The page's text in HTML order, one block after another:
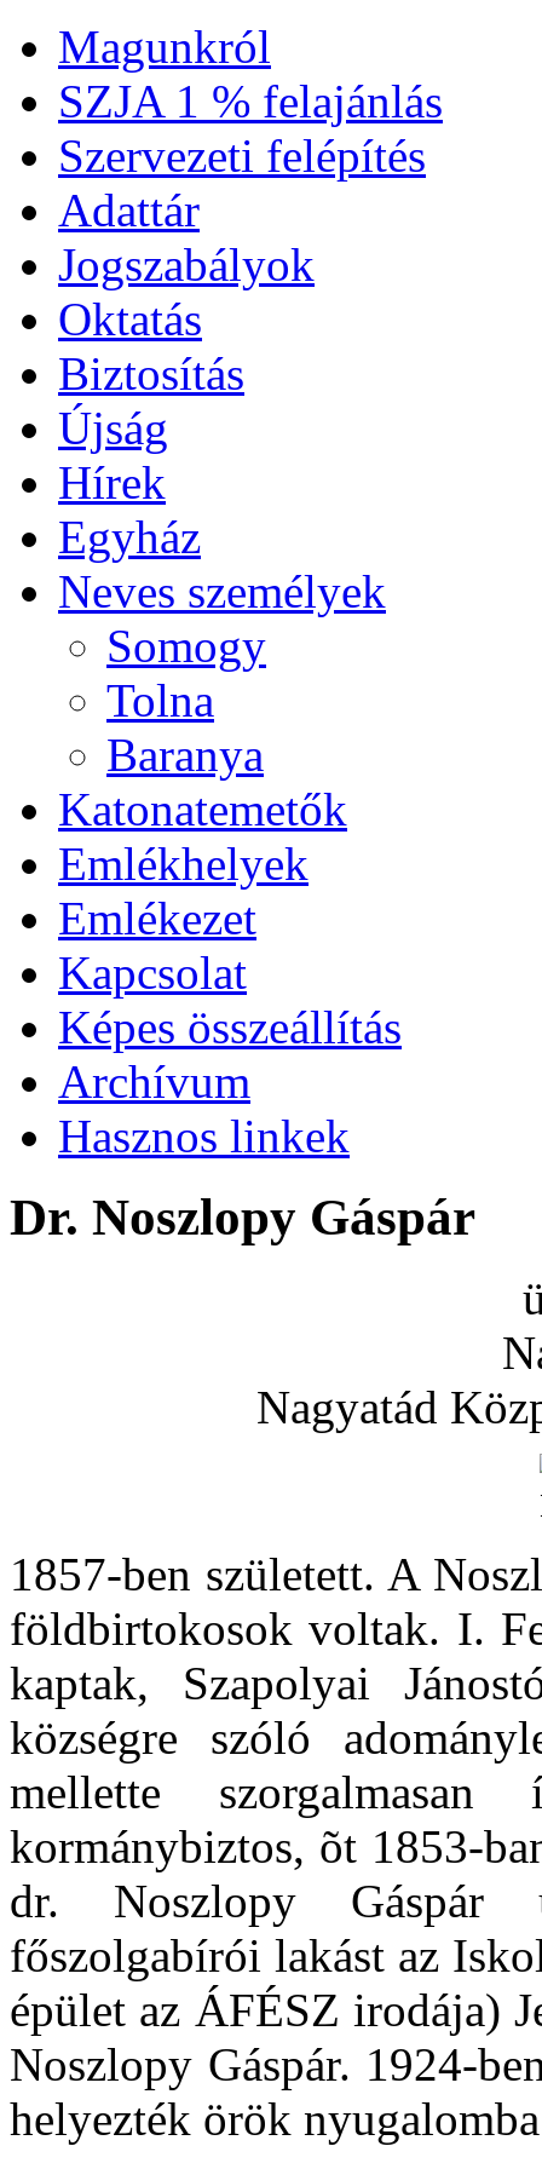
Magunkról
SZJA 1 % felajánlás
Szervezeti felépítés
Adattár
Jogszabályok
Oktatás
Biztosítás
Újság
Hírek
Egyház
Neves személyek
Somogy
Tolna
Baranya
Katonatemetők
Emlékhelyek
Emlékezet
Kapcsolat
Képes összeállítás
Archívum
Hasznos linkek
Dr. Noszlopy Gáspár
Nagyatád
1857-ben született. A
földbirtokosok voltak. I.
kaptak, Szapolyai
községre szóló
mellette
kormánybiztos, õt 1853-
dr. Noszlopy Gáspár
főszolgabírói lakást az
épület az ÁFÉSZ irodája)
Noszlopy Gáspár. 1924-
helyezték örök